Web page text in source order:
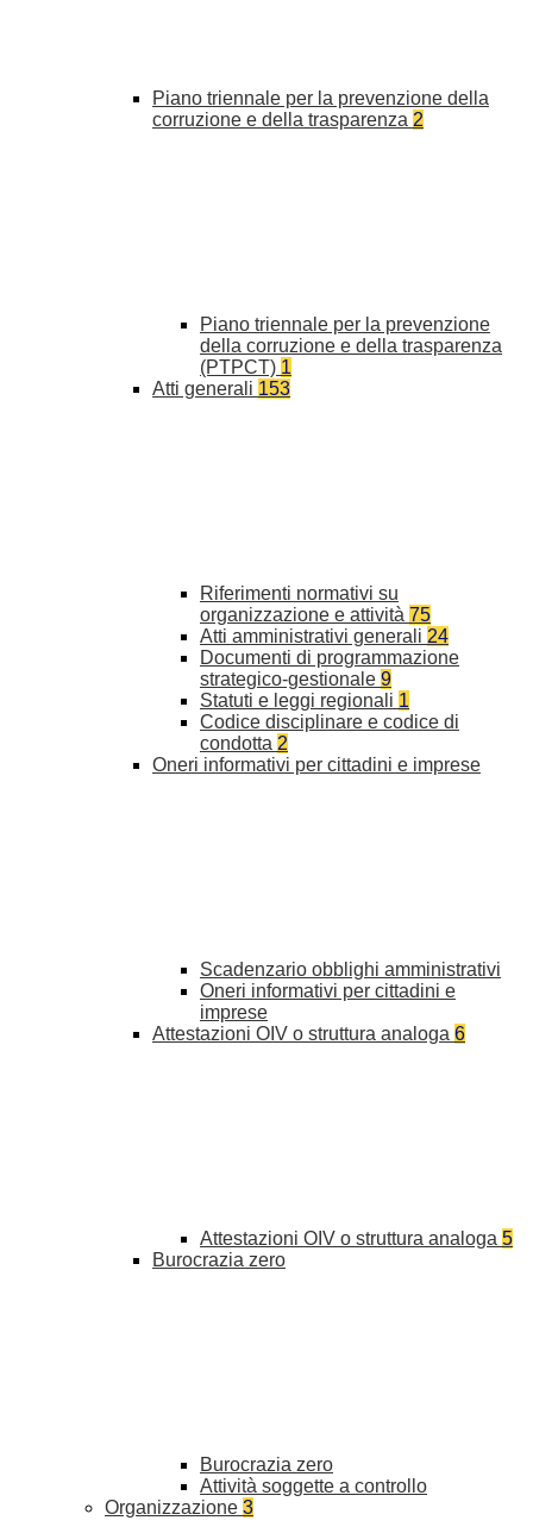
Piano triennale per la prevenzione della
corruzione e della trasparenza 2
Piano triennale per la prevenzione
della corruzione e della trasparenza
(PTPCT) 1
Atti generali 153
Riferimenti normativi su
organizzazione e attività 75
Atti amministrativi generali 24
Documenti di programmazione
strategico-gestionale 9
Statuti e leggi regionali 1
Codice disciplinare e codice di
condotta 2
Oneri informativi per cittadini e imprese
Scadenzario obblighi amministrativi
Oneri informativi per cittadini e
imprese
Attestazioni OIV o struttura analoga 6
Attestazioni OIV o struttura analoga 5
Burocrazia zero
Burocrazia zero
Attività soggette a controllo
Organizzazione 3